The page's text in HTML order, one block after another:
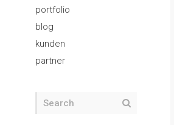
portfolio
blog
kunden
partner